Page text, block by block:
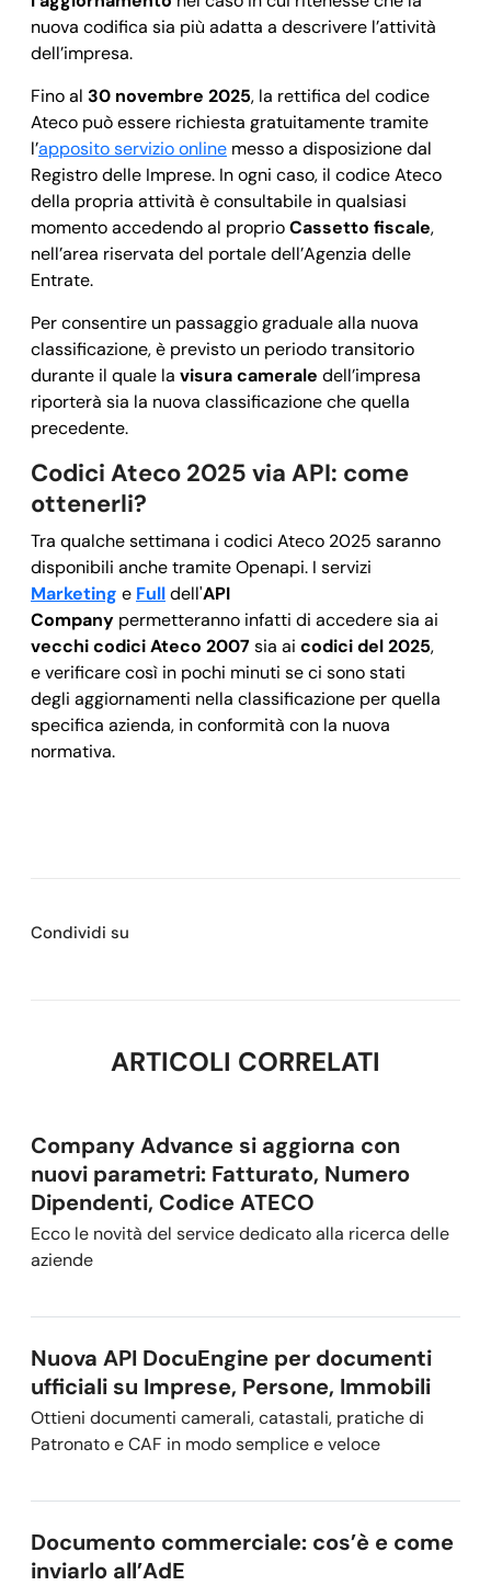
nuova codifica sia più adatta a descrivere l’attività
dell’impresa.
Fino al 30 novembre 2025, la rettifica del codice
Ateco può essere richiesta gratuitamente tramite
l’apposito servizio online messo a disposizione dal
Registro delle Imprese. In ogni caso, il codice Ateco
della propria attività è consultabile in qualsiasi
momento accedendo al proprioCassetto fiscale,
nell’area riservata del portale dell’Agenzia delle
Entrate.
Per consentire un passaggio graduale alla nuova
classificazione, è previsto un periodo transitorio
durante il quale la visura camerale dell’impresa
riporterà sia la nuova classificazione che quella
precedente.
Codici Ateco 2025 via API: come
ottenerli?
Tra qualche settimana i codici Ateco 2025 saranno
disponibili anche tramite Openapi. I servizi
Marketing e Fulldell'API
Company permetteranno infatti di accedere sia ai
vecchi codici Ateco 2007sia ai codici del 2025,
e verificare così in pochi minuti se ci sono stati
degli aggiornamenti nella classificazione per quella
specifica azienda, in conformità con la nuova
normativa.
Condividi su
ARTICOLI CORRELATI
Company Advance si aggiorna con
nuovi parametri: Fatturato, Numero
Dipendenti, Codice ATECO
Ecco le novità del service dedicato alla ricerca delle
aziende
Nuova API DocuEngine per documenti
ufficiali su Imprese, Persone, Immobili
Ottieni documenti camerali, catastali, pratiche di
Patronato e CAF in modo semplice e veloce
Documento commerciale: cos’è e come
inviarlo all’AdE